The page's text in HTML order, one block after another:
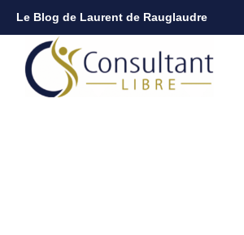
Le Blog de Laurent de Rauglaudre